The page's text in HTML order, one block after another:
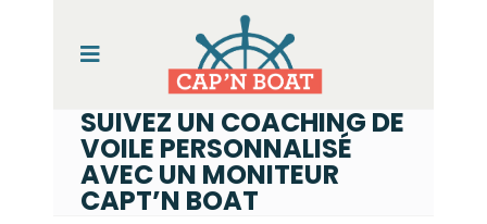
SUIVEZ UN COACHING DE
VOILE PERSONNALISÉ
AVEC UN MONITEUR
CAPT’N BOAT